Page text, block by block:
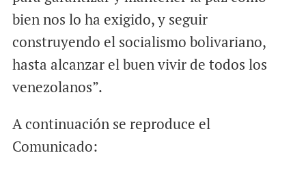
bien nos lo ha exigido, y seguir
construyendo el socialismo bolivariano,
hasta alcanzar el buen vivir de todos los
venezolanos”.
A continuación se reproduce el
Comunicado: